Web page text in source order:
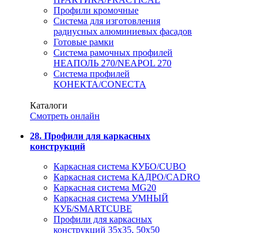
Профили кромочные
Система для изготовления
радиусных алюминиевых фасадов
Готовые рамки
Система рамочных профилей
НЕАПОЛЬ 270/NEAPOL 270
Система профилей
КОНЕКТА/CONECTA
Каталоги
Смотреть онлайн
28. Профили для каркасных
конструкций
Каркасная система КУБО/CUBO
Каркасная система КАДРО/CADRO
Каркасная система MG20
Каркасная система УМНЫЙ
КУБ/SMARTCUBE
Профили для каркасных
конструкций 35x35, 50x50